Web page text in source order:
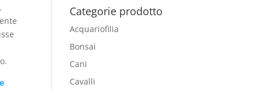
Categorie prodotto
Acquariofilia
Bonsai
Cani
Cavalli